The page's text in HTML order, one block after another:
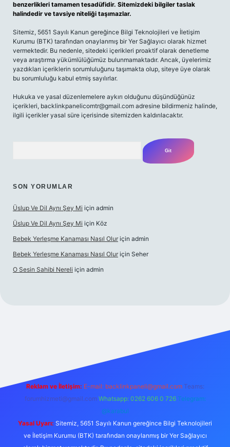
benzerlikleri tamamen tesadüfidir. Sitemizdeki bilgiler taslak
halindedir ve tavsiye niteliği taşımazlar.
Sitemiz, 5651 Sayılı Kanun gereğince Bilgi Teknolojileri ve İletişim
Kurumu (BTK) tarafından onaylanmış bir Yer Sağlayıcı olarak hizmet
vermektedir. Bu nedenle, sitedeki içerikleri proaktif olarak denetleme
veya araştırma yükümlülüğümüz bulunmamaktadır. Ancak, üyelerimiz
yazdıkları içeriklerin sorumluluğunu taşımakta olup, siteye üye olarak
bu sorumluluğu kabul etmiş sayılırlar.
Hukuka ve yasal düzenlemelere aykırı olduğunu düşündüğünüz
içerikleri, backlinkpanelicomtr@gmail.com adresine bildirmeniz halinde,
ilgili içerikler yasal süre içerisinde sitemizden kaldırılacaktır.
SON YORUMLAR
Üslup Ve Dil Aynı Şey Mi için admin
Üslup Ve Dil Aynı Şey Mi için Köz
Bebek Yerleşme Kanaması Nasıl Olur için admin
Bebek Yerleşme Kanaması Nasıl Olur için Seher
O Sesin Sahibi Nereli için admin
Reklam ve İletişim: E-mail: backlinkpaneli@gmail.com Teams:
forumhizmeti@gmail.com Whatsapp: 0262 606 0 726 Telegram:
@karabul
Yasal Uyarı: Sitemiz, 5651 Sayılı Kanun gereğince Bilgi Teknolojileri
ve İletişim Kurumu (BTK) tarafından onaylanmış bir Yer Sağlayıcı